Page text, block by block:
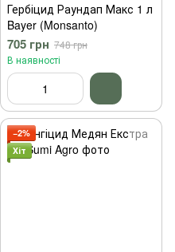
Гербіцид Раундап Макс 1 л
Bayer (Monsanto)
705 грн 748 грн
В наявності
−2%
Хіт